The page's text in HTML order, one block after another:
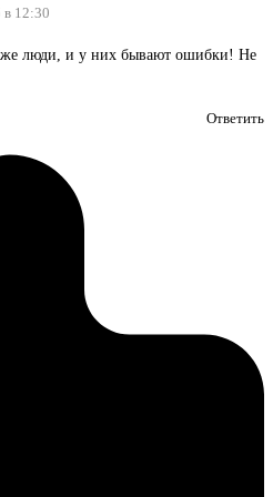
в 12:30
люди, и у них бывают ошибки! Не
Ответить